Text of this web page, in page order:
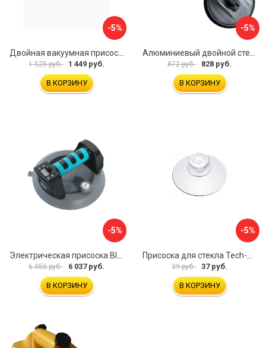
-5%
Двойная вакуумная присоска ARMA P620
1 525 руб. 1 449 руб.
В КОРЗИНУ
-5%
Алюминиевый двойной стеклодомкрат УправДом 4100002750
872 руб. 828 руб.
В КОРЗИНУ
-5%
6 355 руб. 6 037 руб.
В КОРЗИНУ
-5%
39 руб. 37 руб.
В КОРЗИНУ